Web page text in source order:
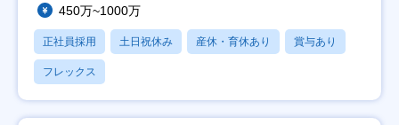
450万~1000万
正社員採用 土日祝休み 産休・育休あり 賞与あり
フレックス